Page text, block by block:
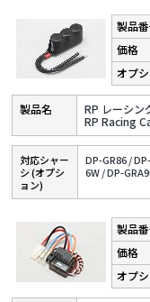
RP レーシン
RP Racing
対応シャー
シ (オプシ
ョン)
DP-GR86 /
6W /DP-